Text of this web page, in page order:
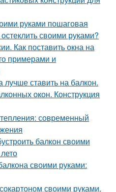
руками пошаговая
своими руками?
Как поставить окна на
примерами и
лучше ставить на балкон.
окон. Конструкция
современный
балкон своими
своими руками:
своими руками.